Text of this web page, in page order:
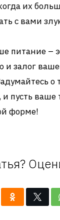
их
с вами
питание –
и залог
о
пусть ваше
форме!